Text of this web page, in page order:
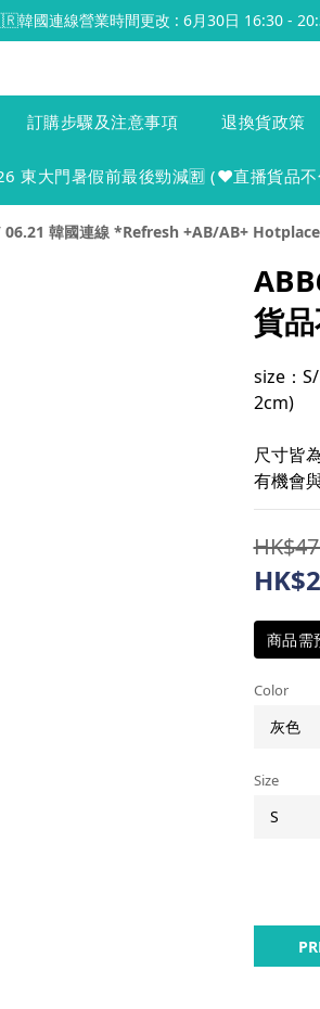
韓國連線營業時間更改 : 6月30日 16:30 -
訂購步驟及注意事項 退換貨政策
東大門暑假前最後勁減🈹 (♥️直播貨品
06.21 韓國連線 *Refresh +AB/AB+
貨
size：
2cm)
尺寸皆
有機會
商品需
Color
Size